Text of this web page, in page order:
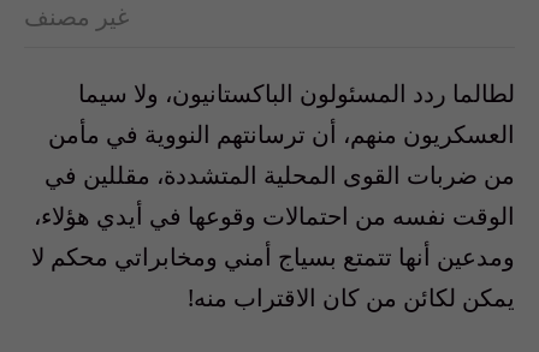
غير مصنف
لطالما ردد المسئولون الباكستانيون، ولا سيما
العسكريون منهم، أن ترسانتهم النووية في مأمن
من ضربات القوى المحلية المتشددة، مقللين في
الوقت نفسه من احتمالات وقوعها في أيدي هؤلاء،
ومدعين أنها تتمتع بسياج أمني ومخابراتي محكم لا
يمكن لكائن من كان الاقتراب منه!